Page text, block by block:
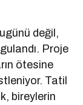
değil,
Proje
ötesine
Tatil
bireylerin